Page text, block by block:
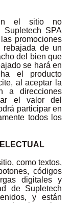
en el sitio no
Supletech SPA
promociones
rebajada de un
del bien que
se hará en
el producto
al aceptar la
a direcciones
el valor del
participar en
todos los
como textos,
códigos
digitales y
de Supletech
y están